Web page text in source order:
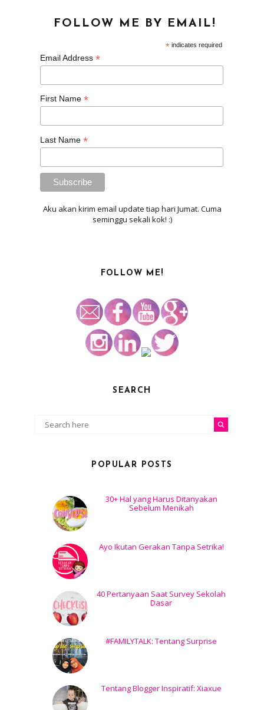
FOLLOW ME BY EMAIL!
*indicates required
Email Address*
First Name*
Last Name*
Aku akan kirim email update tiap hari Jumat. Cuma
seminggu sekali kok! :)
FOLLOW ME!
SEARCH
POPULAR POSTS
30+ Hal yang Harus Ditanyakan
Sebelum Menikah
Ayo Ikutan Gerakan Tanpa Setrika!
40 Pertanyaan Saat Survey Sekolah
Dasar
#FAMILYTALK: Tentang Surprise
Tentang Blogger Inspiratif: Xiaxue